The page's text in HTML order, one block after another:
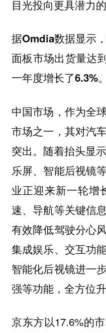
目光投向更具潜力
据Omdia数据显示
面板市场出货量达
一年度增长了6.3%。
中国市场，作为全
市场之一，其对汽
突出。随着抬头显
乐屏、智能后视镜
业正迎来新一轮增
速、导航等关键信
有效降低驾驶分心
集成娱乐、交互功
智能化后视镜进一
强等功能，全方位
京东方以17.6%的